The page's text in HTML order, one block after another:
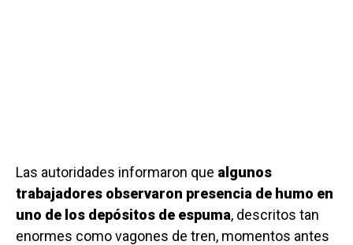
Las autoridades informaron que algunos
trabajadores observaron presencia de humo en
uno de los depósitos de espuma, descritos tan
enormes como vagones de tren, momentos antes